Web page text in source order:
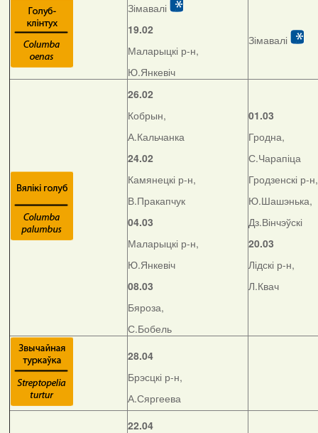
Зімавалі
19.02
Маларыцкі р-н,
Ю.Янкевіч
Зімавалі
26.02
Кобрын,
А.Кальчанка
24.02
Камянецкі р-н,
В.Пракапчук
04.03
Маларыцкі р-н,
Ю.Янкевіч
08.03
Бяроза,
С.Бобель
01.03
Гродна,
С.Чарапіца
Гродзенскі р-н,
Ю.Шашэнька,
Дз.Вінчэўскі
20.03
Лідскі р-н,
Л.Квач
28.04
Брэсцкі р-н,
А.Сяргеева
22.04